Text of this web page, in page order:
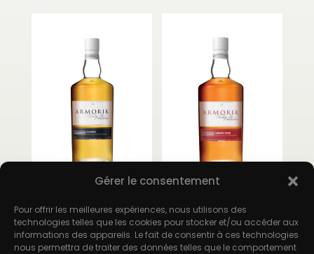
Gérer le consentement
Pour offrir les meilleures expériences, nous utilisons des
technologies telles que les cookies pour stocker et/ou accéder aux
informations des appareils. Le fait de consentir à ces technologies
nous permettra de traiter des données telles que le comportement
Armorik Classic
44,00 €
Armorik Sherry
Cask
49,50€